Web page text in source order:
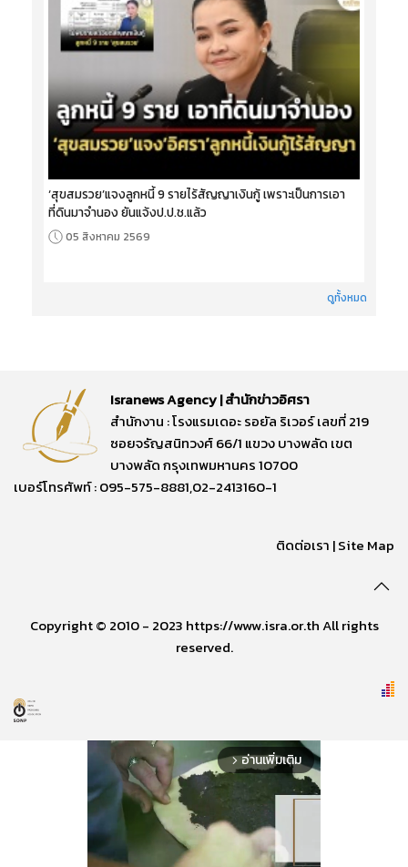
‘สุขสมรวย’แจงลูกหนี้ 9 รายไร้สัญญาเงินกู้ เพราะเป็นการเอา
ที่ดินมาจำนอง ยันแจ้งป.ป.ช.แล้ว
05 สิงหาคม 2569
ดูทั้งหมด
Isranews Agency | สำนักข่าวอิศรา
สำนักงาน : โรงแรมเดอะ รอยัล ริเวอร์ เลขที่ 219
ซอยจรัญสนิทวงศ์ 66/1 แขวง บางพลัด เขต
บางพลัด กรุงเทพมหานคร 10700
เบอร์โทรศัพท์ : 095-575-8881,02-2413160-1
ติดต่อเรา |Site Map
Copyright © 2010 - 2023 https://www.isra.or.th All rights
reserved.
arrow_forward_ios อ่านเพิ่มเติม